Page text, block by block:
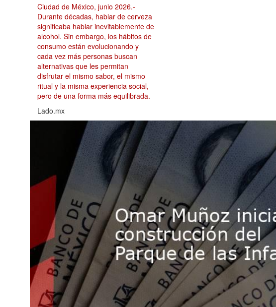
Ciudad de México, junio 2026.-
Durante décadas, hablar de cerveza
significaba hablar inevitablemente de
alcohol. Sin embargo, los hábitos de
consumo están evolucionando y
cada vez más personas buscan
alternativas que les permitan
disfrutar el mismo sabor, el mismo
ritual y la misma experiencia social,
pero de una forma más equilibrada.
Lado.mx